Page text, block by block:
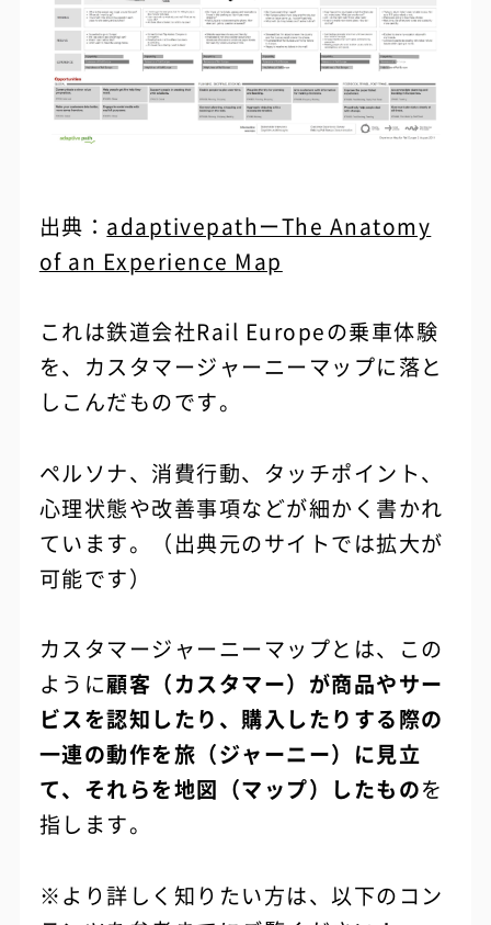
出典： adaptivepathーThe Anatomy
of an Experience Map
これは鉄道会社Rail Europeの乗車体験
を、カスタマージャーニーマップに落と
しこんだものです。
ペルソナ、消費行動、タッチポイント、
心理状態や改善事項などが細かく書かれ
ています。（出典元のサイトでは拡大が
可能です）
カスタマージャーニーマップとは、この
ように顧客（カスタマー）が商品やサー
ビスを認知したり、購入したりする際の
一連の動作を旅（ジャーニー）に見立
て、それらを地図（マップ）したものを
指します。
※より詳しく知りたい方は、以下のコン